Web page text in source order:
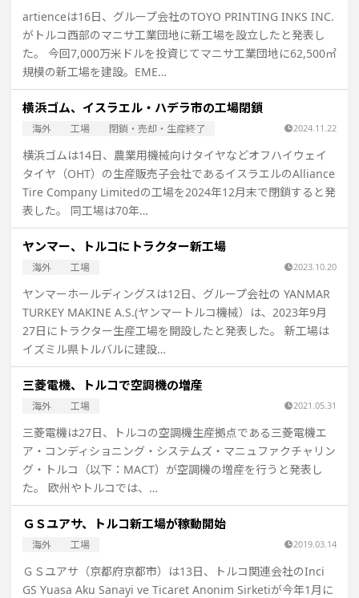
artienceは16日、グループ会社のTOYO PRINTING INKS INC.
がトルコ西部のマニサ工業団地に新工場を設立したと発表し
た。 今回7,000万米ドルを投資じてマニサ工業団地に62,500㎡
規模の新工場を建設。EME…
横浜ゴム、イスラエル・ハデラ市の工場閉鎖
海外 工場 閉鎖・売却・生産終了 2024.11.22
横浜ゴムは14日、農業用機械向けタイヤなどオフハイウェイ
タイヤ（OHT）の生産販売子会社であるイスラエルのAlliance
Tire Company Limitedの工場を2024年12月末で閉鎖すると発
表した。 同工場は70年…
ヤンマー、トルコにトラクター新工場
海外 工場 2023.10.20
ヤンマーホールディングスは12日、グループ会社の YANMAR
TURKEY MAKINE A.S.(ヤンマートルコ機械）は、2023年9月
27日にトラクター生産工場を開設したと発表した。 新工場は
イズミル県トルバルに建設…
三菱電機、トルコで空調機の増産
海外 工場 2021.05.31
三菱電機は27日、トルコの空調機生産拠点である三菱電機エ
ア・コンディショニング・システムズ・マニュファクチャリン
グ・トルコ（以下：MACT）が空調機の増産を行うと発表し
た。 欧州やトルコでは、…
ＧＳユアサ、トルコ新工場が稼動開始
海外 工場 2019.03.14
ＧＳユアサ（京都府京都市）は13日、トルコ関連会社のInci
GS Yuasa Aku Sanayi ve Ticaret Anonim Sirketiが今年1月に